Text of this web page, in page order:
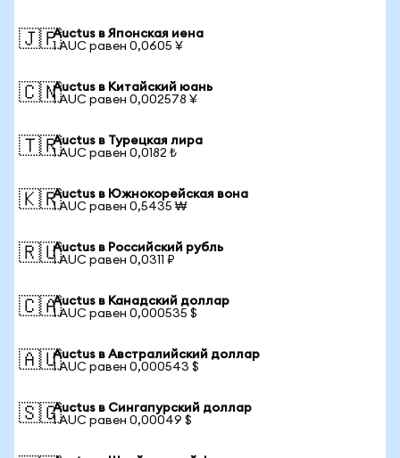
🇯🇵Auctus в Японская иена
1 AUC равен 0,0605 ¥
🇨🇳Auctus в Китайский юань
1 AUC равен 0,002578 ¥
🇹🇷Auctus в Турецкая лира
1 AUC равен 0,0182 ₺
🇰🇷Auctus в Южнокорейская вона
1 AUC равен 0,5435 ₩
🇷🇺Auctus в Российский рубль
1 AUC равен 0,0311 ₽
🇨🇦Auctus в Канадский доллар
1 AUC равен 0,000535 $
🇦🇺Auctus в Австралийский доллар
1 AUC равен 0,000543 $
🇸🇬Auctus в Сингапурский доллар
1 AUC равен 0,00049 $